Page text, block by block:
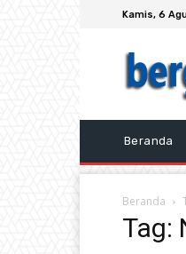
Kamis, 6
Beranda
Beranda
Tag: